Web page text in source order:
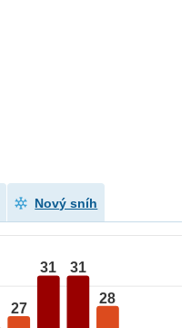
Nový sníh
27
31 31
28